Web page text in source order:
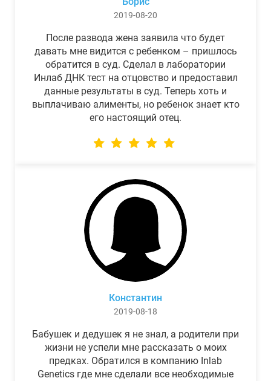
2019-08-20
После развода жена заявила что будет
давать мне видится с ребенком – пришлось
обратится в суд. Сделал в лаборатории
Инлаб ДНК тест на отцовство и предоставил
данные результаты в суд. Теперь хоть и
выплачиваю алименты, но ребенок знает кто
его настоящий отец.
Константин
2019-08-18
Бабушек и дедушек я не знал, а родители при
жизни не успели мне рассказать о моих
предках. Обратился в компанию Inlab
Genetics где мне сделали все необходимые